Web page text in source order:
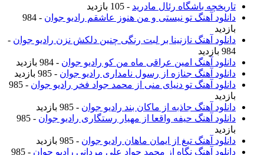
تاریخچه باشگاه رئال مادرید - 105 بازدید
دانلود آهنگ تو نیستی و من هنوز عاشقم رادیو جوان
- 984
بازدید
دانلود آهنگ نازنینا بر لبت رنگی چنین دلکش نزن رادیو جوان -
984 بازدید
دانلود آهنگ امین عراقی ماه من کو رادیو جوان - 984 بازدید
دانلود آهنگ جنازه از رسول نامداری رادیو جوان - 985 بازدید
دانلود آهنگ تو دنیای منی از محمد جواد فخر رادیو جوان
- 985
بازدید
دانلود آهنگ جاذبه از ماکان بند رادیو جوان - 985 بازدید
دانلود آهنگ حیفه واقعا از مهیار رستگاری رادیو جوان
- 985
بازدید
دانلود آهنگ تیغ از ایمان ماهان رادیو جوان - 985 بازدید
دانلود آهنگ نگاه از محمد جواد علی مردانی رادیو جوان
- 985